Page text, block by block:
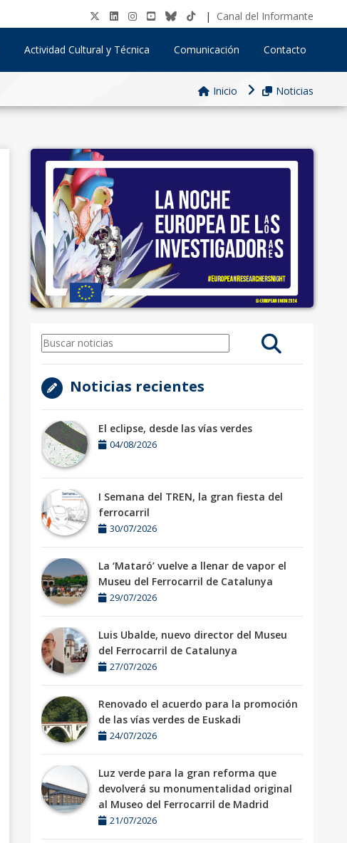
| Canal del Informante
Actividad Cultural y Técnica Comunicación Contacto
Inicio Noticias
Noticias recientes
El eclipse, desde las vías verdes
04/08/2026
I Semana del TREN, la gran fiesta del
ferrocarril
30/07/2026
La ‘Mataró’ vuelve a llenar de vapor el
Museu del Ferrocarril de Catalunya
29/07/2026
Luis Ubalde, nuevo director del Museu
del Ferrocarril de Catalunya
27/07/2026
Renovado el acuerdo para la promoción
de las vías verdes de Euskadi
24/07/2026
Luz verde para la gran reforma que
devolverá su monumentalidad original
al Museo del Ferrocarril de Madrid
21/07/2026